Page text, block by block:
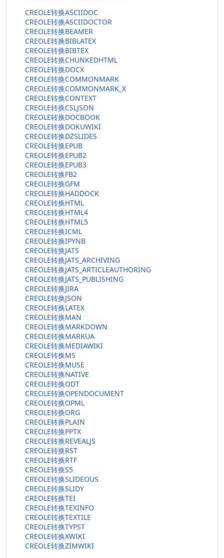
CREOLE转换ASCIIDOC
CREOLE转换ASCIIDOCTOR
CREOLE转换BEAMER
CREOLE转换BIBLATEX
CREOLE转换BIBTEX
CREOLE转换CHUNKEDHTML
CREOLE转换DOCX
CREOLE转换COMMONMARK
CREOLE转换COMMONMARK_X
CREOLE转换CONTEXT
CREOLE转换CSLJSON
CREOLE转换DOCBOOK
CREOLE转换DOKUWIKI
CREOLE转换DZSLIDES
CREOLE转换EPUB
CREOLE转换EPUB2
CREOLE转换EPUB3
CREOLE转换FB2
CREOLE转换GFM
CREOLE转换HADDOCK
CREOLE转换HTML
CREOLE转换HTML4
CREOLE转换HTML5
CREOLE转换ICML
CREOLE转换IPYNB
CREOLE转换JATS
CREOLE转换JATS_ARCHIVING
CREOLE转换JATS_ARTICLEAUTHORING
CREOLE转换JATS_PUBLISHING
CREOLE转换JIRA
CREOLE转换JSON
CREOLE转换LATEX
CREOLE转换MAN
CREOLE转换MARKDOWN
CREOLE转换MARKUA
CREOLE转换MEDIAWIKI
CREOLE转换MS
CREOLE转换MUSE
CREOLE转换NATIVE
CREOLE转换ODT
CREOLE转换OPENDOCUMENT
CREOLE转换OPML
CREOLE转换ORG
CREOLE转换PLAIN
CREOLE转换PPTX
CREOLE转换REVEALJS
CREOLE转换RST
CREOLE转换RTF
CREOLE转换S5
CREOLE转换SLIDEOUS
CREOLE转换SLIDY
CREOLE转换TEI
CREOLE转换TEXINFO
CREOLE转换TEXTILE
CREOLE转换TYPST
CREOLE转换XWIKI
CREOLE转换ZIMWIKI